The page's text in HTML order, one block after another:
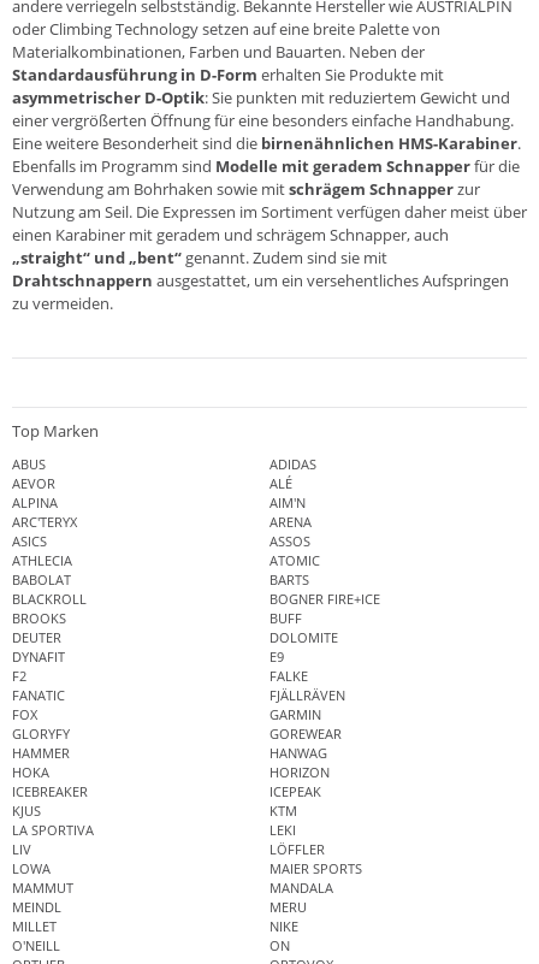
andere verriegeln selbstständig. Bekannte Hersteller wie AUSTRIALPIN
oder Climbing Technology setzen auf eine breite Palette von
Materialkombinationen, Farben und Bauarten. Neben der
Standardausführung in D-Form erhalten Sie Produkte mit
asymmetrischer D-Optik: Sie punkten mit reduziertem Gewicht und
einer vergrößerten Öffnung für eine besonders einfache Handhabung.
Eine weitere Besonderheit sind die birnenähnlichen HMS-Karabiner.
Ebenfalls im Programm sind Modelle mit geradem Schnapperfür die
Verwendung am Bohrhaken sowie mitschrägem Schnapperzur
Nutzung am Seil. Die Expressen im Sortiment verfügen daher meist über
einen Karabiner mit geradem und schrägem Schnapper, auch
„straight“ und „bent“ genannt. Zudem sind sie mit
Drahtschnappern ausgestattet, um ein versehentliches Aufspringen
zu vermeiden.
Top Marken
ABUS
ADIDAS
AEVOR
ALÉ
ALPINA
AIM'N
ARC'TERYX
ARENA
ASICS
ASSOS
ATHLECIA
ATOMIC
BABOLAT
BARTS
BLACKROLL
BOGNER FIRE+ICE
BROOKS
BUFF
DEUTER
DOLOMITE
DYNAFIT
E9
F2
FALKE
FANATIC
FJÄLLRÄVEN
FOX
GARMIN
GLORYFY
GOREWEAR
HAMMER
HANWAG
HOKA
HORIZON
ICEBREAKER
ICEPEAK
KJUS
KTM
LA SPORTIVA
LEKI
LIV
LÖFFLER
LOWA
MAIER SPORTS
MAMMUT
MANDALA
MEINDL
MERU
MILLET
NIKE
O'NEILL
ON